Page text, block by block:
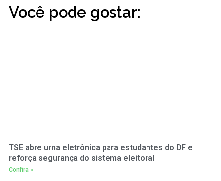
Você pode gostar:
TSE abre urna eletrônica para estudantes do DF e
reforça segurança do sistema eleitoral
Confira »